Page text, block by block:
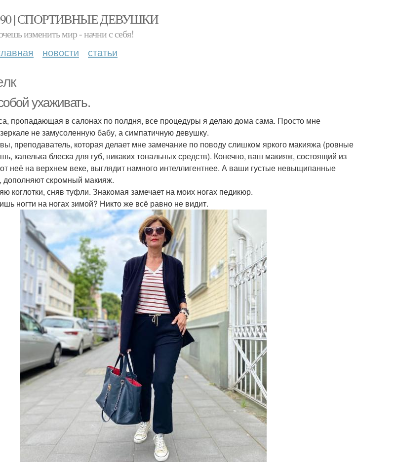
90 | СПОРТИВНЫЕ ДЕВУШКИ
изменить мир - начни с себя!
новости статьи
ухаживать.
пропадающая в салонах по полдня, все процедуры я делаю дома сама. Просто мне
не замусоленную бабу, а симпатичную девушку.
преподаватель, которая делает мне замечание по поводу слишком яркого макияжа (ровные
капелька блеска для губ, никаких тональных средств). Конечно, ваш макияж, состоящий из
неё на верхнем веке, выглядит намного интеллигентнее. А ваши густые невыщипанные
дополняют скромный макияж.
коглотки, сняв туфли. Знакомая замечает на моих ногах педикюр.
ногти на ногах зимой? Никто же всё равно не видит.